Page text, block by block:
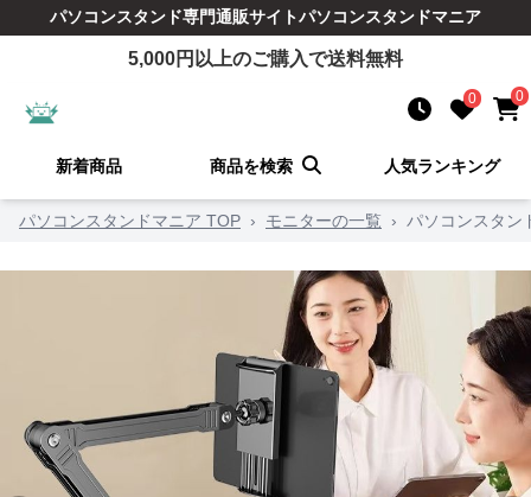
パソコンスタンド専門通販サイトパソコンスタンドマニア
5,000円以上のご購入で送料無料
0 0
新着商品 商品を検索 人気ランキング
パソコンスタンドマニア TOP › モニターの一覧 › パソコンスタン